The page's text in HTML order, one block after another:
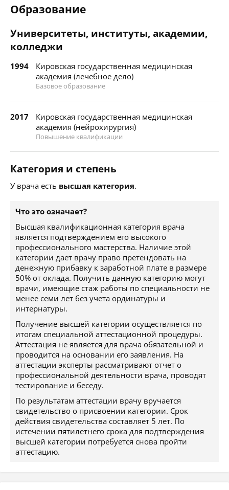
Образование
Университеты, институты, академии,
колледжи
1994
Кировская государственная медицинская
академия (лечебное дело)
Базовое образование
2017
Кировская государственная медицинская
академия (нейрохирургия)
Повышение квалификации
Категория и степень
У врача есть высшая категория.
Что это означает?
Высшая квалификационная категория врача
является подтверждением его высокого
профессионального мастерства. Наличие этой
категории дает врачу право претендовать на
денежную прибавку к заработной плате в размере
50% от оклада. Получить данную категорию могут
врачи, имеющие стаж работы по специальности не
менее семи лет без учета ординатуры и
интернатуры.
Получение высшей категории осуществляется по
итогам специальной аттестационной процедуры.
Аттестация не является для врача обязательной и
проводится на основании его заявления. На
аттестации эксперты рассматривают отчет о
профессиональной деятельности врача, проводят
тестирование и беседу.
По результатам аттестации врачу вручается
свидетельство о присвоении категории. Срок
действия свидетельства составляет 5 лет. По
истечении пятилетнего срока для подтверждения
высшей категории потребуется снова пройти
аттестацию.